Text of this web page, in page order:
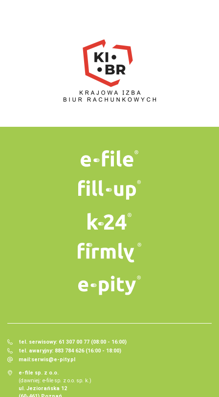
tel. serwisowy: 61 307 00 77 (08:00 - 16:00)
tel. awaryjny: 883 784 626 (16:00 - 18:00)
mail:serwis@e-pity.pl
e-file sp. z o.o.
(dawniej: e-file sp. z o.o. sp. k.)
ul. Jeziorańska 12